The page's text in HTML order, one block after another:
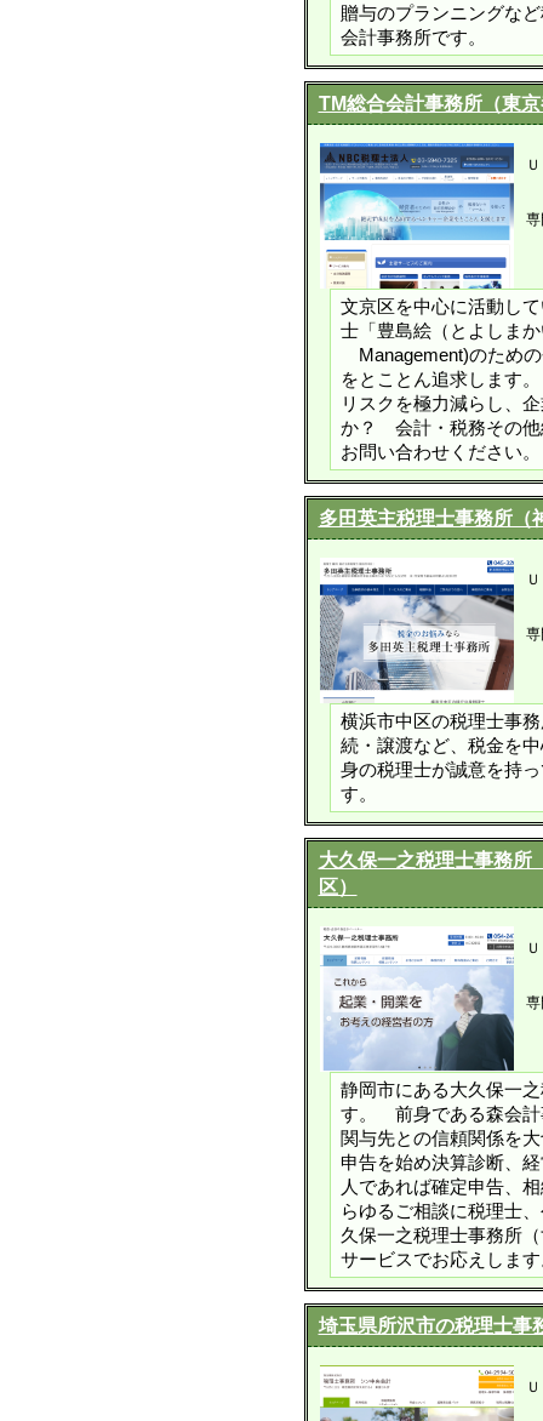
贈与のプランニングな
会計事務所です。
TM総合会計事務所（東
専
文京区を中心に活動し
士「豊島絵（とよしま
Management)のため
をとことん追求します
リスクを極力減らし、
か？ 会計・税務その他
お問い合わせください
多田英主税理士事務所（
専
横浜市中区の税理士事
続・譲渡など、税金を
身の税理士が誠意を持
す。
大久保一之税理士事務所
区）
専
静岡市にある大久保一
す。 前身である森会計
関与先との信頼関係を
申告を始め決算診断、
人であれば確定申告、
らゆるご相談に税理士
久保一之税理士事務所
サービスでお応えしま
埼玉県所沢市の税理士事